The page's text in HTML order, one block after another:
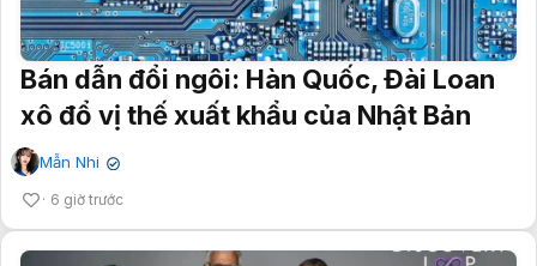
Bán dẫn đổi ngôi: Hàn Quốc, Đài Loan
xô đổ vị thế xuất khẩu của Nhật Bản
Mẫn Nhi ✔
6 giờ trước